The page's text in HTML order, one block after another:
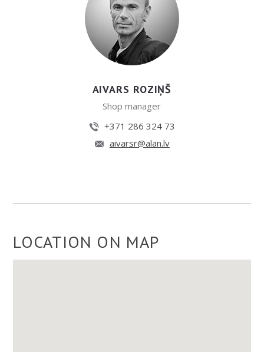
AIVARS ROZIŅŠ
Shop manager
+371 286 324 73
aivarsr@alan.lv
LOCATION ON MAP